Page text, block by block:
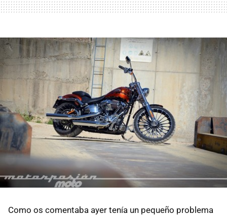
Como os comentaba ayer tenía un pequeño problema